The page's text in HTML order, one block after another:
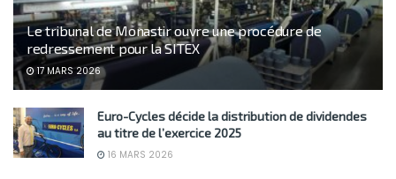
Le tribunal de Monastir ouvre une procédure de
redressement pour la SITEX
17 MARS 2026
Euro-Cycles décide la distribution de dividendes
au titre de l’exercice 2025
16 MARS 2026